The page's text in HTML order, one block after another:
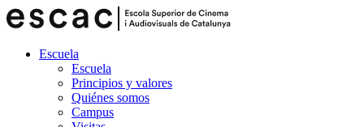
Escuela
Escuela
Principios y valores
Quiénes somos
Campus